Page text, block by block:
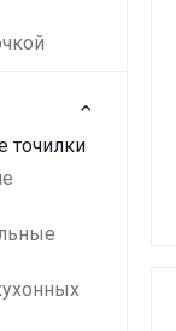
точилки